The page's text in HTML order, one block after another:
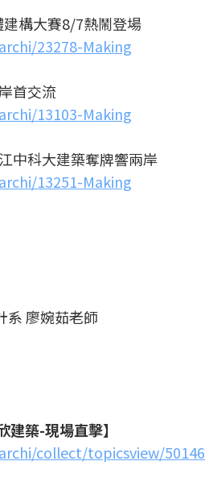
構大賽8/7熱鬧登場
23278-Making
首交流
13103-Making
中科大建築奪牌響兩岸
13251-Making
系 廖婉茹老師
築-現場直擊】
collect/topicsview/50146